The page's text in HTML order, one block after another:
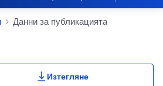
Данни за публикацията
Actions Portlet
Изтегляне